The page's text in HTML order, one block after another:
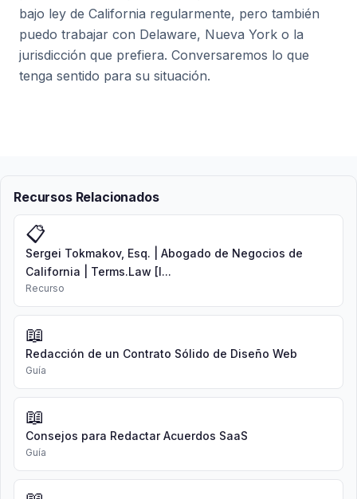
bajo ley de California regularmente, pero también
puedo trabajar con Delaware, Nueva York o la
jurisdicción que prefiera. Conversaremos lo que
tenga sentido para su situación.
Recursos Relacionados
📋
Sergei Tokmakov, Esq. | Abogado de Negocios de
California | Terms.Law [I...
Recurso
📖
Redacción de un Contrato Sólido de Diseño Web
Guía
📖
Consejos para Redactar Acuerdos SaaS
Guía